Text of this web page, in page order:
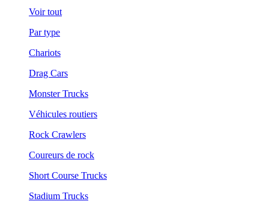
Voir tout
Par type
Chariots
Drag Cars
Monster Trucks
Véhicules routiers
Rock Crawlers
Coureurs de rock
Short Course Trucks
Stadium Trucks